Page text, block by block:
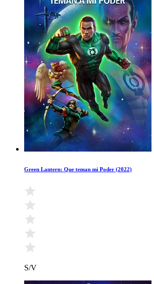
Green Lantern: Que teman mi Poder (2022)
S/V